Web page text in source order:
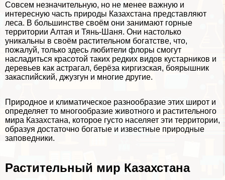
Совсем незначительную, но не менее важную и
интересную часть природы Казахстана представляют
леса. В большинстве своём они занимают горные
территории Алтая и Тянь-Шаня. Они настолько
уникальны в своём растительном богатстве, что,
пожалуй, только здесь любители флоры смогут
насладиться красотой таких редких видов кустарников и
деревьев как астрагал, берёза киргизская, боярышник
закаспийский, джузгун и многие другие.
Природное и климатическое разнообразие этих широт и
определяет то многообразие животного и растительного
мира Казахстана, которое густо населяет эти территории,
образуя достаточно богатые и известные природные
заповедники.
Растительный мир Казахстана